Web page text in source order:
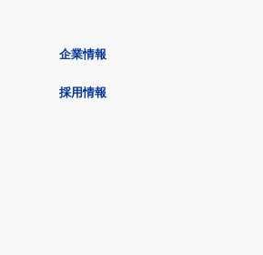
企業情報
採用情報